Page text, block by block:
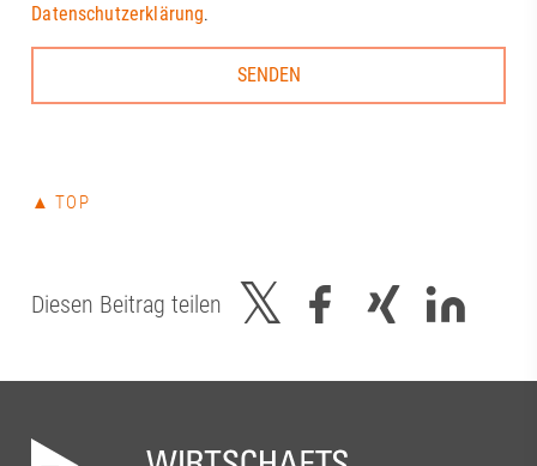
Datenschutzerklärung.
▲ TOP
Diesen Beitrag teilen